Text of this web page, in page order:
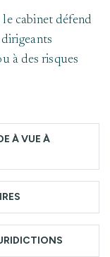
cabinet défend
à des risques
À VUE À